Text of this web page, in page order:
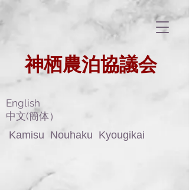
​神栖農泊協議会
Kamisu Nouhaku Kyougikai
English
​中文(簡体）